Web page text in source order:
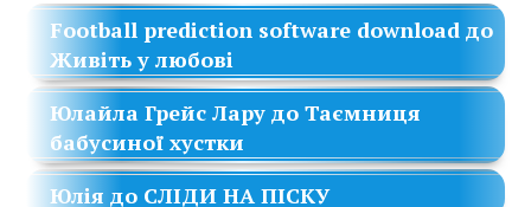
Football prediction software download до
Живіть у любові
Юлайла Грейс Лару доТаємниця
бабусиної хустки
Юлія до СЛІДИ НА ПІСКУ